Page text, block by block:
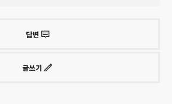
답변
글쓰기